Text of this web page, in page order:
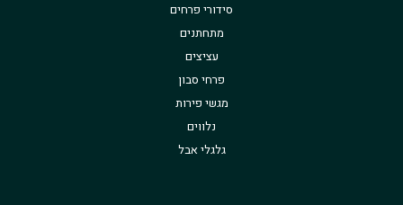
סידורי פרחים
מתחתנים
עציצים
פרחי סבון
מגשי פירות
נלווים
גלגלי אבל